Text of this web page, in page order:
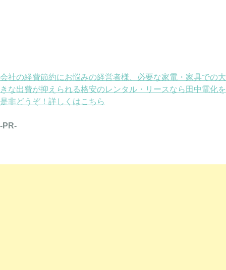
会社の経費節約にお悩みの経営者様、必要な家電・家具での大
きな出費が抑えられる格安のレンタル・リースなら田中電化を
是非どうぞ！詳しくはこちら
-PR-